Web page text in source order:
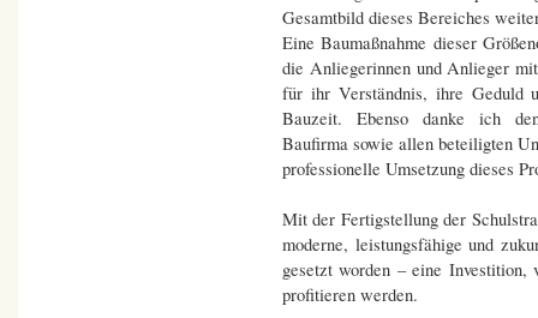
Gesamtbild dieses Bereiches
Eine Baumaßnahme dieser
die Anliegerinnen und Anlieger
für ihr Verständnis, ihre Geduld
Bauzeit. Ebenso danke ich den
Baufirma sowie allen beteiligten
professionelle Umsetzung dieses
Mit der Fertigstellung der
moderne, leistungsfähige und
gesetzt worden – eine
profitieren werden.